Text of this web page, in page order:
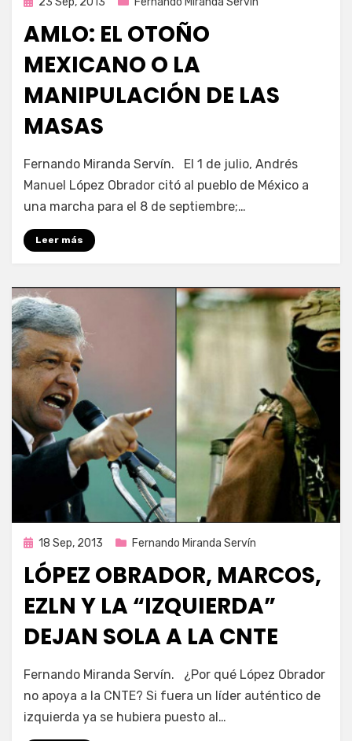
AMLO: EL OTOÑO
MEXICANO O LA
MANIPULACIÓN DE LAS
MASAS
Enrique
Fernando Miranda Servín. El 1 de julio, Andrés
Manuel López Obrador citó al pueblo de México a
una marcha para el 8 de septiembre;…
Leer más
Publicada
18 Sep, 2013 Fernando Miranda Servín
LÓPEZ OBRADOR, MARCOS,
EZLN Y LA “IZQUIERDA”
DEJAN SOLA A LA CNTE
Enrique
Fernando Miranda Servín. ¿Por qué López Obrador
no apoya a la CNTE? Si fuera un líder auténtico de
izquierda ya se hubiera puesto al…